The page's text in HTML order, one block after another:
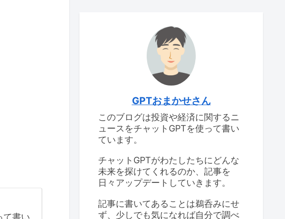
て書い
GPTおまかせさん
このブログは投資や経済に関するニ
ュースをチャットGPTを使って書い
ています。
チャットGPTがわたしたちにどんな
未来を探けてくれるのか、記事を
日々アップデートしていきます。
記事に書いてあることは鵜呑みにせ
ず、少しでも気になれば自分で調べ